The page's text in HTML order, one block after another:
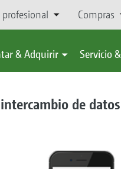
profesional Compras
& Adquirir Servicio
de